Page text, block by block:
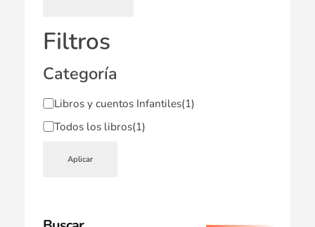
Filtros
Categoría
Libros y cuentos Infantiles(1)
Todos los libros(1)
Aplicar